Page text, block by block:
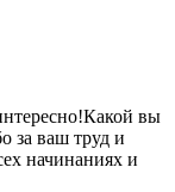
вы
за ваш труд и
начинаниях и